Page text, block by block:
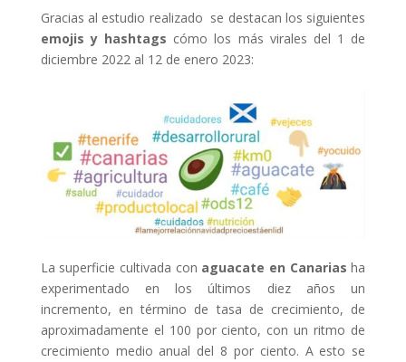
Gracias al estudio realizado se destacan los siguientes
emojis y hashtags cómo los más virales del 1 de
diciembre 2022 al 12 de enero 2023:
La superficie cultivada con aguacate en Canarias ha
experimentado en los últimos diez años un
incremento, en término de tasa de crecimiento, de
aproximadamente el 100 por ciento, con un ritmo de
crecimiento medio anual del 8 por ciento. A esto se